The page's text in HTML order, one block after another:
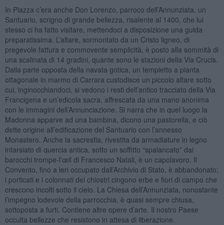
In Piazza c’era anche Don Lorenzo, parroco dell’Annunziata, un
Santuario, scrigno di grande bellezza, risalente al 1400, che lui
stesso ci ha fatto visitare, mettendoci a disposizione una guida
preparatissima. L’altare, sormontato da un Cristo ligneo, di
pregevole fattura e commovente semplicità, è posto alla sommità di
una scalinata di 14 gradini, quante sono le stazioni della Via Crucis.
Dalla parte opposta della navata gotica, un tempietto a pianta
ottagonale in marmo di Carrara custodisce un piccolo altare sotto
cui, inginocchiandoci, si vedono i resti dell’antico tracciato della Via
Francigena e un’edicola sacra, affrescata da una mano anonima
con le immagini dell’Annunciazione. Si narra che in quel luogo la
Madonna apparve ad una bambina, dicono una pastorella, e ciò
dette origine all’edificazione del Santuario con l’annesso
Monastero. Anche la sacrestia, rivestita da armadiature in legno
intarsiato di quercia antica, sotto un soffitto “spalancato” dai
barocchi trompe-l'œil di Francesco Natali, è un capolavoro. Il
Convento, fino a ieri occupato dall’Archivio di Stato, è abbandonato;
i porticati e i colonnati dei chiostri cingono erbe e fiori di campo che
crescono incolti sotto il cielo. La Chiesa dell’Annunziata, nonostante
l’impegno lodevole della parrocchia, è quasi sempre chiusa,
sottoposta a furti. Contiene altre opere d’arte. Il nostro Paese
occulta bellezze che resistono in attesa di liberazione.